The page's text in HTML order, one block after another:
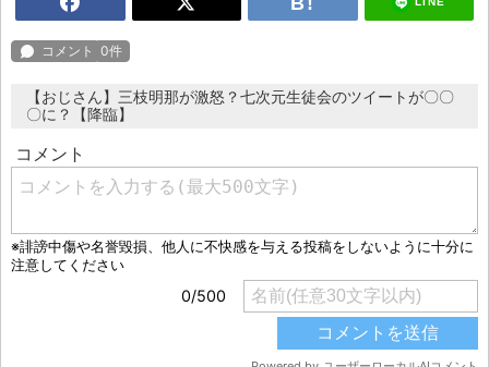
【おじさん】三枝明那が激怒？七次元生徒会のツイートが〇〇
〇に？【降臨】